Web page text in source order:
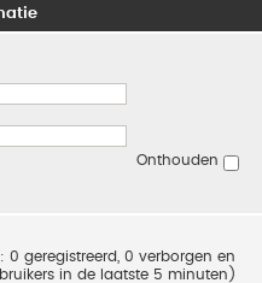
Onthouden
0 geregistreerd, 0 verborgen en
in de laatste 5 minuten)